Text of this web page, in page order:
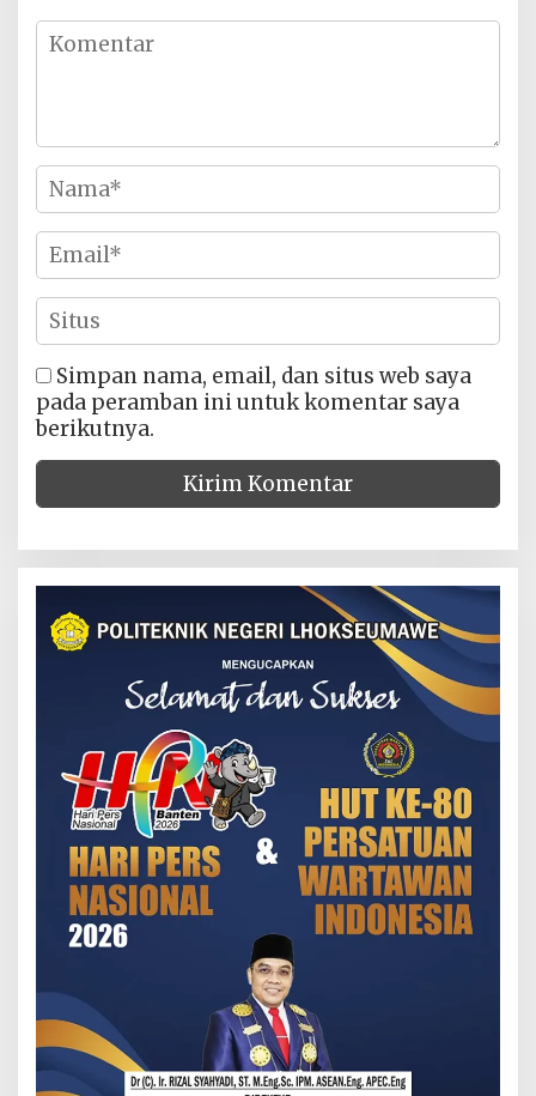
Simpan nama, email, dan situs web saya
pada peramban ini untuk komentar saya
berikutnya.